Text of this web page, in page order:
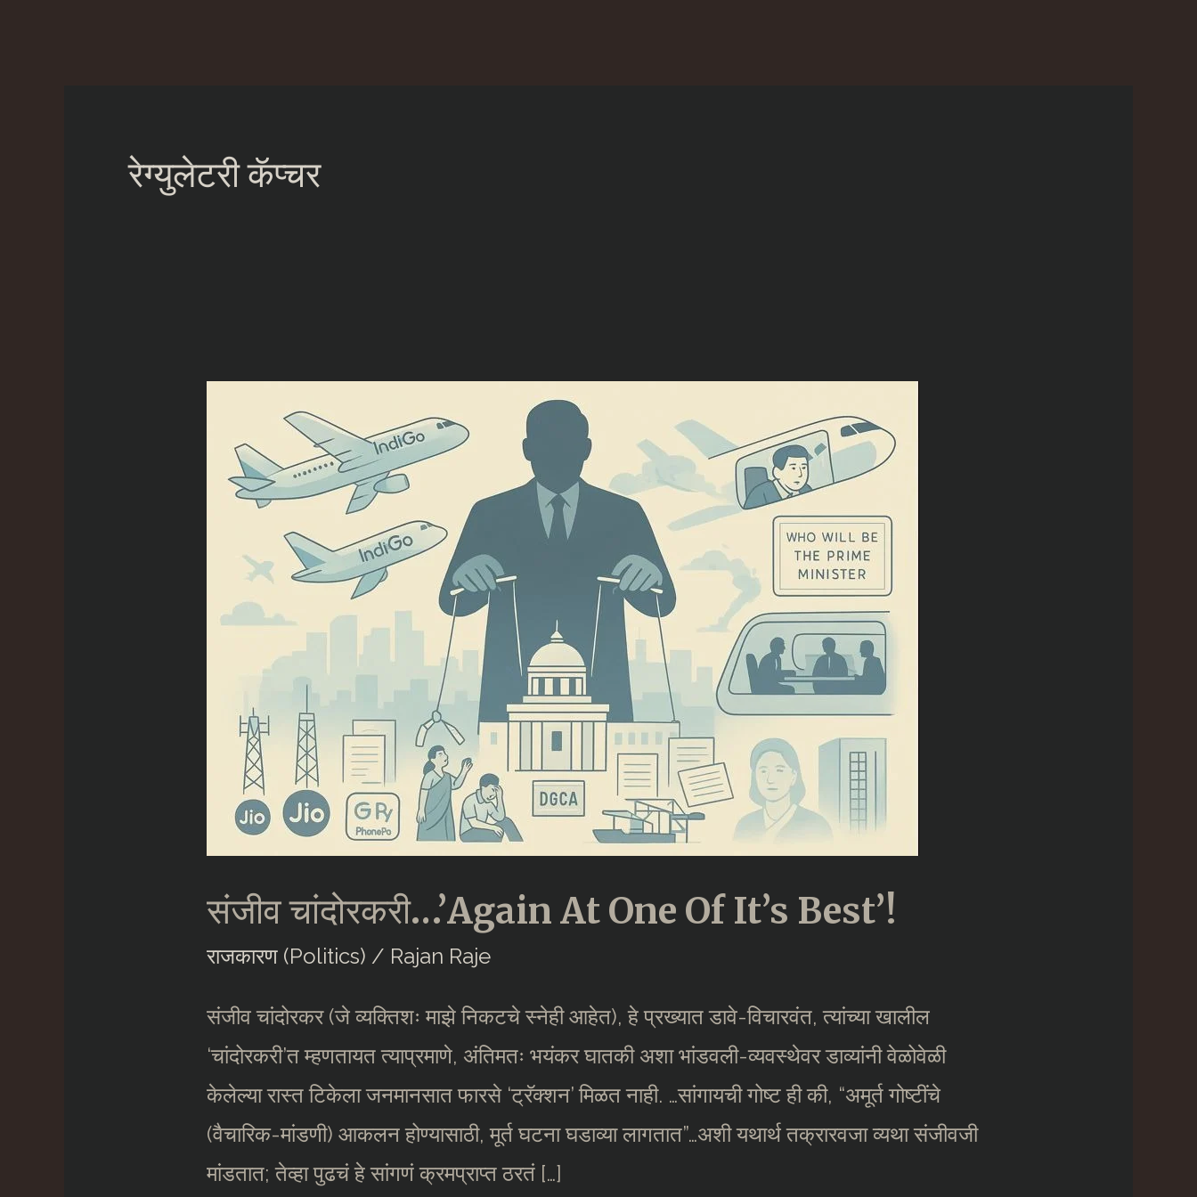
रेग्युलेटरी कॅप्चर
संजीव चांदोरकरी…’Again At One Of It’s Best’!
राजकारण (Politics) / Rajan Raje
संजीव चांदोरकर (जे व्यक्तिशः माझे निकटचे स्नेही आहेत), हे प्रख्यात डावे-विचारवंत, त्यांच्या खालील
‘चांदोरकरी’त म्हणतायत त्याप्रमाणे, अंतिमतः भयंकर घातकी अशा भांडवली-व्यवस्थेवर डाव्यांनी वेळोवेळी
केलेल्या रास्त टिकेला जनमानसात फारसे ‘ट्रॅक्शन’ मिळत नाही. …सांगायची गोष्ट ही की, “अमूर्त गोष्टींचे
(वैचारिक-मांडणी) आकलन होण्यासाठी, मूर्त घटना घडाव्या लागतात”…अशी यथार्थ तक्रारवजा व्यथा संजीवजी
मांडतात; तेव्हा पुढचं हे सांगणं क्रमप्राप्त ठरतं […]